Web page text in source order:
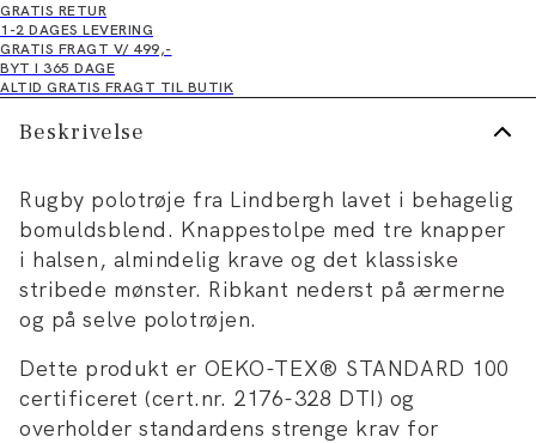
GRATIS RETUR
1-2 DAGES LEVERING
GRATIS FRAGT V/ 499,-
BYT I 365 DAGE
ALTID GRATIS FRAGT TIL BUTIK
Beskrivelse
Rugby polotrøje fra Lindbergh lavet i behagelig
bomuldsblend. Knappestolpe med tre knapper
i halsen, almindelig krave og det klassiske
stribede mønster. Ribkant nederst på ærmerne
og på selve polotrøjen.
Dette produkt er OEKO-TEX® STANDARD 100
certificeret (cert.nr. 2176-328 DTI) og
overholder standardens strenge krav for